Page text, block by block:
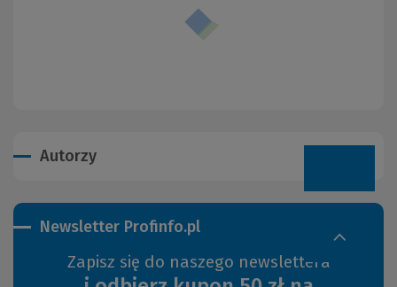
Autorzy
Newsletter Profinfo.pl
Zapisz się do naszego newslettera